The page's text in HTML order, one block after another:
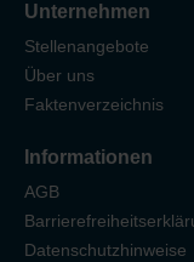
Unternehmen
Stellenangebote
Über uns
Faktenverzeichnis
Informationen
AGB
Datenschutzhinweise